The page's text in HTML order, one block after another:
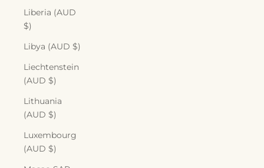
Liberia (AUD
$)
Libya (AUD $)
Liechtenstein
(AUD $)
Lithuania
(AUD $)
Luxembourg
(AUD $)